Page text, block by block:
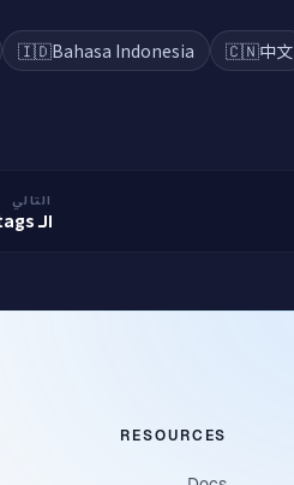
🇨🇳中文
🇮🇩Bahasa Indonesia
التالي
الـ tags والـ releases
RESOURCES